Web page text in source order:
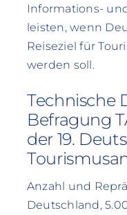
Informations-
leisten, wenn
Reiseziel für
werden soll.
Technische
Befragung
der 19.
Anzahl und
Deutschland,